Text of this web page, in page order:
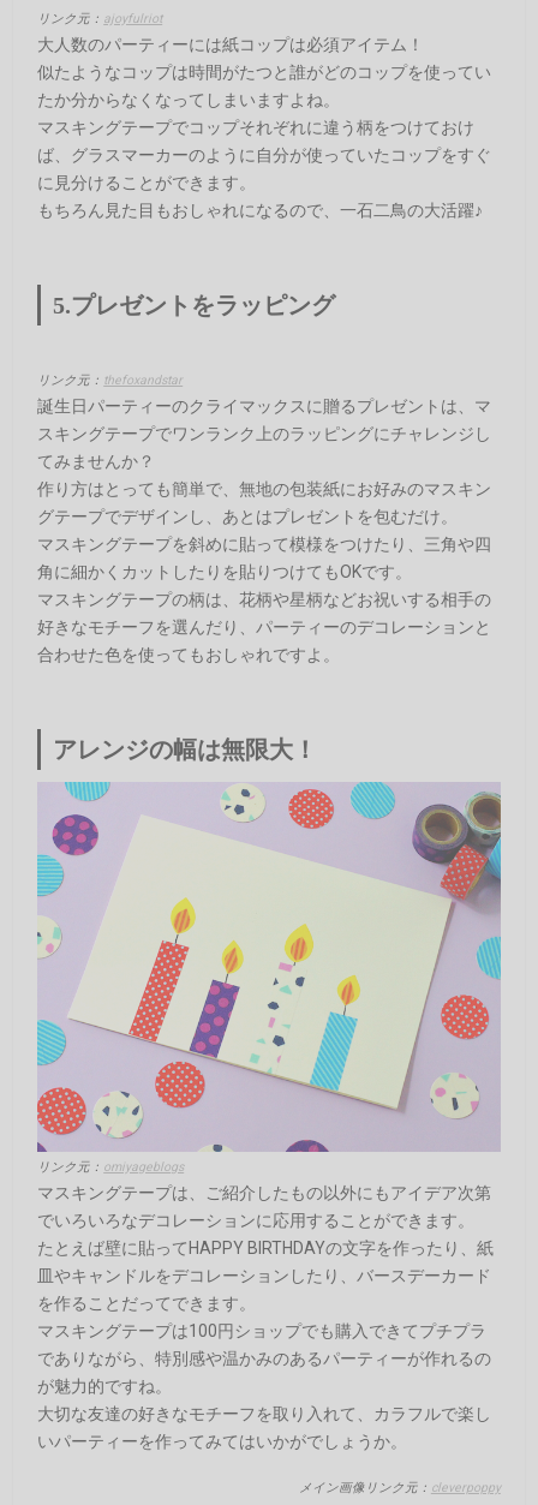
リンク元： ajoyfulriot
大人数のパーティーには紙コップは必須アイテム！
似たようなコップは時間がたつと誰がどのコップを使ってい
たか分からなくなってしまいますよね。
マスキングテープでコップそれぞれに違う柄をつけておけ
ば、グラスマーカーのように自分が使っていたコップをすぐ
に見分けることができます。
もちろん見た目もおしゃれになるので、一石二鳥の大活躍♪
5.プレゼントをラッピング
リンク元： thefoxandstar
誕生日パーティーのクライマックスに贈るプレゼントは、マ
スキングテープでワンランク上のラッピングにチャレンジし
てみませんか？
作り方はとっても簡単で、無地の包装紙にお好みのマスキン
グテープでデザインし、あとはプレゼントを包むだけ。
マスキングテープを斜めに貼って模様をつけたり、三角や四
角に細かくカットしたりを貼りつけてもOKです。
マスキングテープの柄は、花柄や星柄などお祝いする相手の
好きなモチーフを選んだり、パーティーのデコレーションと
合わせた色を使ってもおしゃれですよ。
アレンジの幅は無限大！
リンク元： omiyageblogs
マスキングテープは、ご紹介したもの以外にもアイデア次第
でいろいろなデコレーションに応用することができます。
たとえば壁に貼ってHAPPY BIRTHDAYの文字を作ったり、紙
皿やキャンドルをデコレーションしたり、バースデーカード
を作ることだってできます。
マスキングテープは100円ショップでも購入できてプチプラ
でありながら、特別感や温かみのあるパーティーが作れるの
が魅力的ですね。
大切な友達の好きなモチーフを取り入れて、カラフルで楽し
いパーティーを作ってみてはいかがでしょうか。
メイン画像リンク元： cleverpoppy